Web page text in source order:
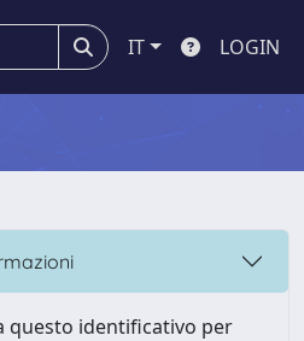
IT LOGIN
questo identificativo per